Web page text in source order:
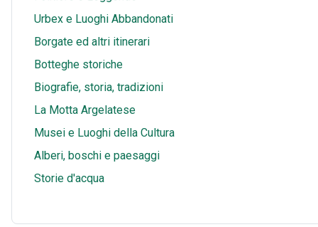
Urbex e Luoghi Abbandonati
Borgate ed altri itinerari
Botteghe storiche
Biografie, storia, tradizioni
La Motta Argelatese
Musei e Luoghi della Cultura
Alberi, boschi e paesaggi
Storie d'acqua